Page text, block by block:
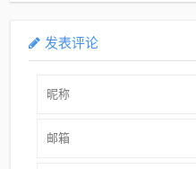
发表评论